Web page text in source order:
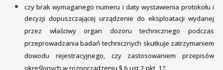
czy brak wymaganego numeru i daty wystawienia protokołu i
decyzji dopuszczającej urządzenie do eksploatacji wydanej
przez właściwy organ dozoru technicznego podczas
przeprowadzania badań technicznych skutkuje zatrzymaniem
dowodu rejestracyjnego, czy zastosowaniem przepisów